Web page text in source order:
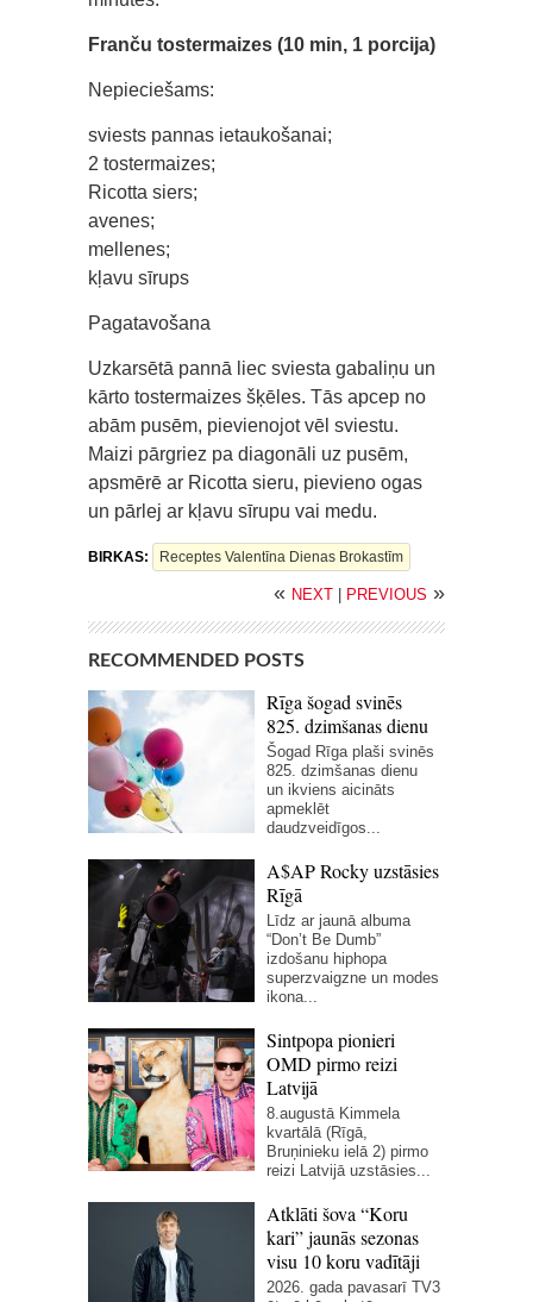
Franču tostermaizes (10 min, 1 porcija)
Nepieciešams:
sviests pannas ietaukošanai;
2 tostermaizes;
Ricotta siers;
avenes;
mellenes;
kļavu sīrups
Pagatavošana
Uzkarsētā pannā liec sviesta gabaliņu un
kārto tostermaizes šķēles. Tās apcep no
abām pusēm, pievienojot vēl sviestu.
Maizi pārgriez pa diagonāli uz pusēm,
apsmērē ar Ricotta sieru, pievieno ogas
un pārlej ar kļavu sīrupu vai medu.
BIRKAS: Receptes Valentīna Dienas Brokastīm
« NEXT PREVIOUS »
RECOMMENDED POSTS
Rīga šogad svinēs
825. dzimšanas dienu
Šogad Rīga plaši svinēs
825. dzimšanas dienu
un ikviens aicināts
apmeklēt
daudzveidīgos...
A$AP Rocky uzstāsies
Rīgā
Līdz ar jaunā albuma
“Don’t Be Dumb”
izdošanu hiphopa
superzvaigzne un modes
ikona...
Sintpopa pionieri
OMD pirmo reizi
Latvijā
8.augustā Kimmela
kvartālā (Rīgā,
Bruņinieku ielā 2) pirmo
reizi Latvijā uzstāsies...
Atklāti šova “Koru
kari” jaunās sezonas
visu 10 koru vadītāji
2026. gada pavasarī TV3